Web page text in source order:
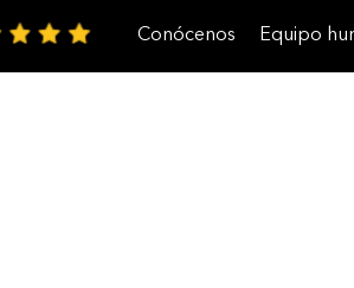
Conócenos Equipo